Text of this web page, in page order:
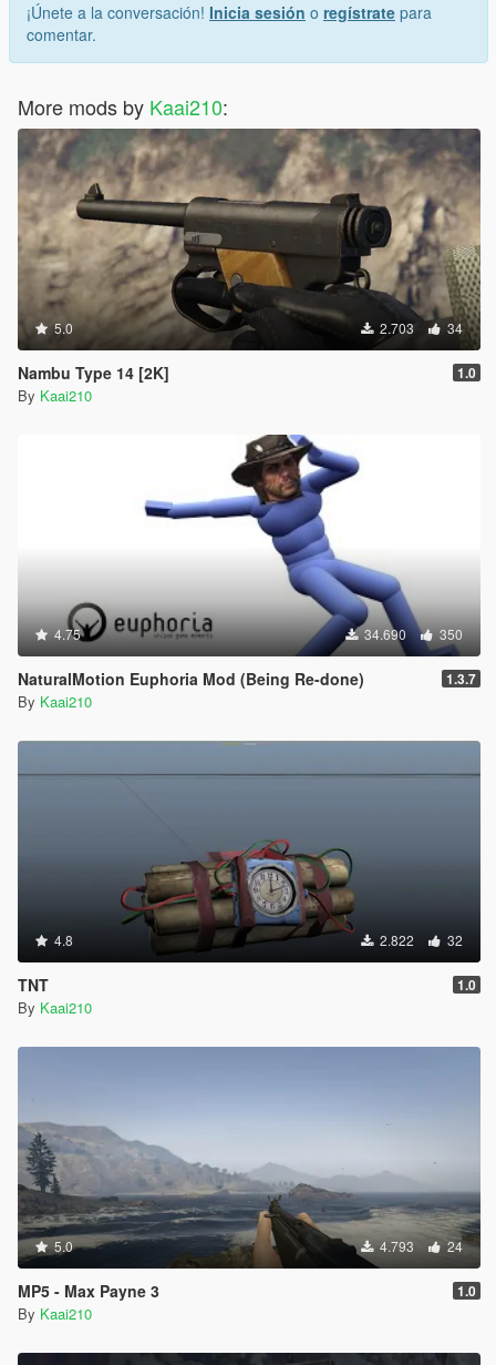
¡Únete a la conversación! Inicia sesión o regístrate para
comentar.
More mods by Kaai210:
5.0 2.703 34
Nambu Type 14 [2K] 1.0
By Kaai210
4.75 34.690 350
NaturalMotion Euphoria Mod (Being Re-done) 1.3.7
By Kaai210
4.8 2.822 32
TNT 1.0
By Kaai210
5.0 4.793 24
MP5 - Max Payne 3 1.0
By Kaai210